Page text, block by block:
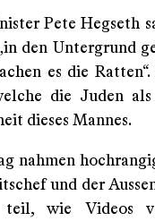
Pete Hegseth
den Untergrund
es die
die Juden
dieses Mannes.
nahmen
und der
wie Videos